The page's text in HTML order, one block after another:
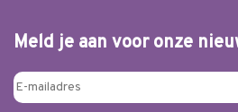
Meld je aan voor onze